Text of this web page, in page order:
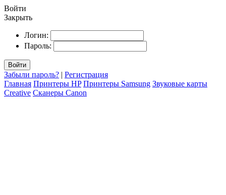
Войти
Закрыть
Логин:
Пароль:
Войти
Забыли пароль? | Регистрация
Главная Принтеры HP Принтеры Samsung Звуковые карты
Creative Сканеры Canon